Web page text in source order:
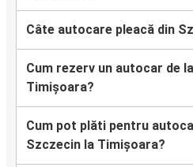
Câte autocare pleacă din
Cum rezerv un autocar de
Timișoara?
Cum pot plăti pentru
Szczecin la Timișoara?